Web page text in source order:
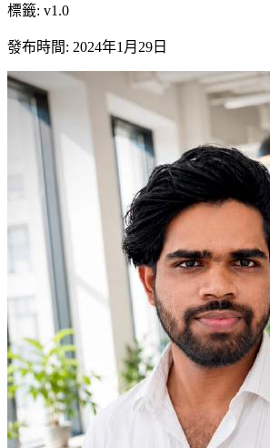
標籤: v1.0
發布時間: 2024年1月29日